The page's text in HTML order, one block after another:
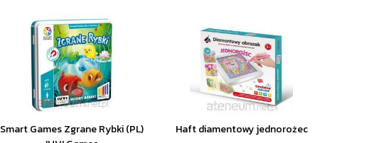
Smart Games Zgrane Rybki (PL)
Haft diamentowy jednorożec